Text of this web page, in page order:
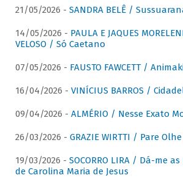
21/05/2026 - SANDRA BELÊ /
14/05/2026 - PAULA E JAQUES
VELOSO / Só Caetano
07/05/2026 - FAUSTO FAWCETT /
16/04/2026 - VINÍCIUS BARROS /
09/04/2026 - ALMÉRIO / Nesse Exato
26/03/2026 - GRAZIE WIRTTI / Pare
19/03/2026 - SOCORRO LIRA / Dá-me
de Carolina Maria de Jesus